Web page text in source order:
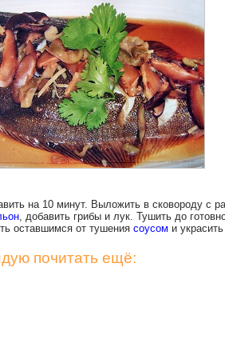
на 10 минут. Выложить в сковороду с
, добавить грибы и лук. Тушить до
оставшимся от тушения соусом и
почитать ещё: